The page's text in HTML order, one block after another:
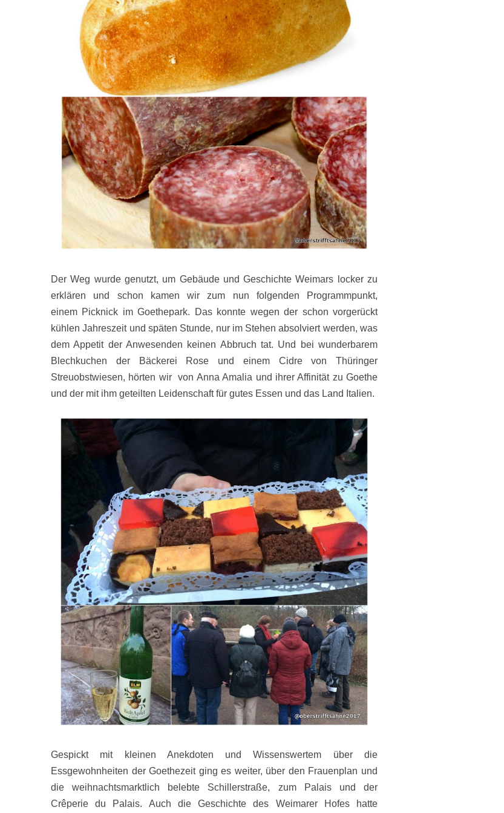
Der Weg wurde genutzt, um Gebäude und Geschichte Weimars locker zu
erklären und schon kamen wir zum nun folgenden Programmpunkt,
einem Picknick im Goethepark. Das konnte wegen der schon vorgerückt
kühlen Jahreszeit und späten Stunde, nur im Stehen absolviert werden, was
dem Appetit der Anwesenden keinen Abbruch tat. Und bei wunderbarem
Blechkuchen der Bäckerei Rose und einem Cidre von Thüringer
Streuobstwiesen, hörten wir von Anna Amalia und ihrer Affinität zu Goethe
und der mit ihm geteilten Leidenschaft für gutes Essen und das Land Italien.
Gespickt mit kleinen Anekdoten und Wissenswertem über die
Essgewohnheiten der Goethezeit ging es weiter, über den Frauenplan und
die weihnachtsmarktlich belebte Schillerstraße, zum Palais und der
Crêperie du Palais. Auch die Geschichte des Weimarer Hofes hatte